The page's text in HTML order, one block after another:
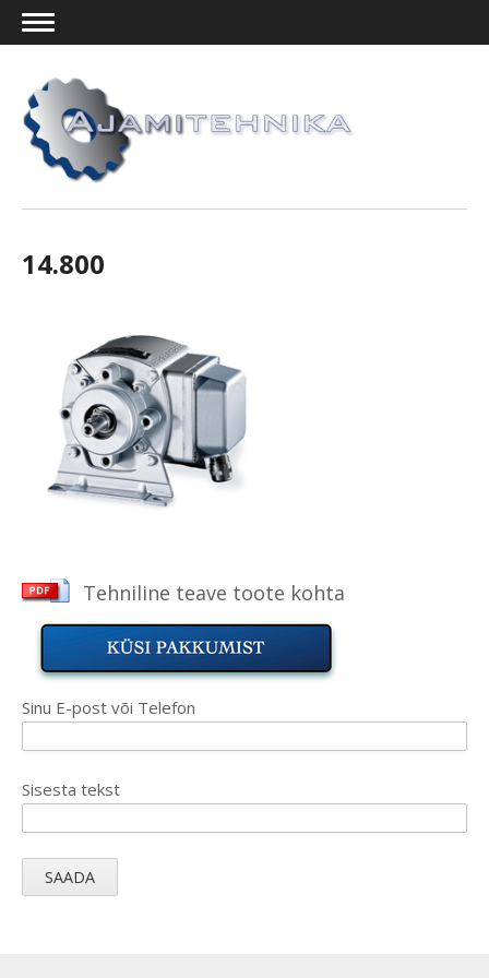
14.800
Tehniline teave toote kohta
Sinu E-post või Telefon
Sisesta tekst